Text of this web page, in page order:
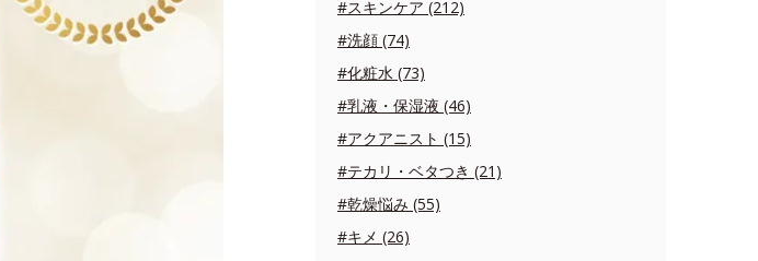
#スキンケア (212)
#洗顔 (74)
#化粧水 (73)
#乳液・保湿液 (46)
#アクアニスト (15)
#テカリ・ベタつき (21)
#乾燥悩み (55)
#キメ (26)